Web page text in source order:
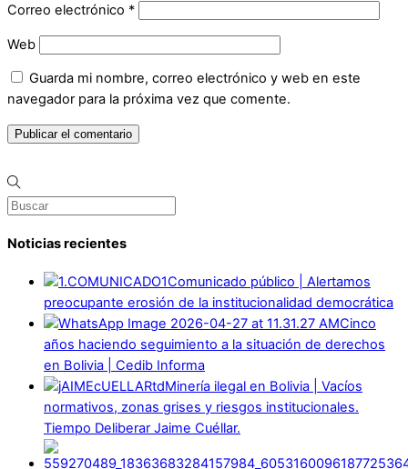
Correo electrónico *
Web
Guarda mi nombre, correo electrónico y web en este
navegador para la próxima vez que comente.
Noticias recientes
Comunicado público | Alertamos
preocupante erosión de la institucionalidad democrática
Cinco
años haciendo seguimiento a la situación de derechos
en Bolivia | Cedib Informa
Minería ilegal en Bolivia | Vacíos
normativos, zonas grises y riesgos institucionales.
Tiempo Deliberar Jaime Cuéllar.